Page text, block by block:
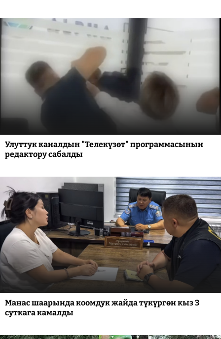
Улуттук каналдын "Телекүзөт" программасынын
редактору сабалды
Манас шаарында коомдук жайда түкүргөн кыз 3
суткага камалды